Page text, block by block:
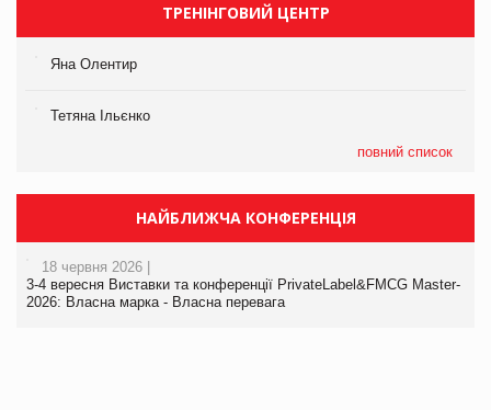
ТРЕНІНГОВИЙ ЦЕНТР
Яна Олентир
Тетяна Ільєнко
повний список
НАЙБЛИЖЧА КОНФЕРЕНЦІЯ
18 червня 2026 |
3-4 вересня Виставки та конференції PrivateLabel&FMCG Master-
2026: Власна марка - Власна перевага